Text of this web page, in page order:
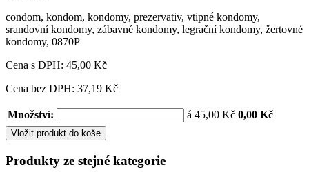
condom, kondom, kondomy, prezervativ, vtipné kondomy,
srandovní kondomy, zábavné kondomy, legrační kondomy, žertovné
kondomy, 0870P
Cena s DPH: 45,00 Kč
Cena bez DPH: 37,19 Kč
Množství: á 45,00 Kč 0,00 Kč
Vložit produkt do koše
Produkty ze stejné kategorie